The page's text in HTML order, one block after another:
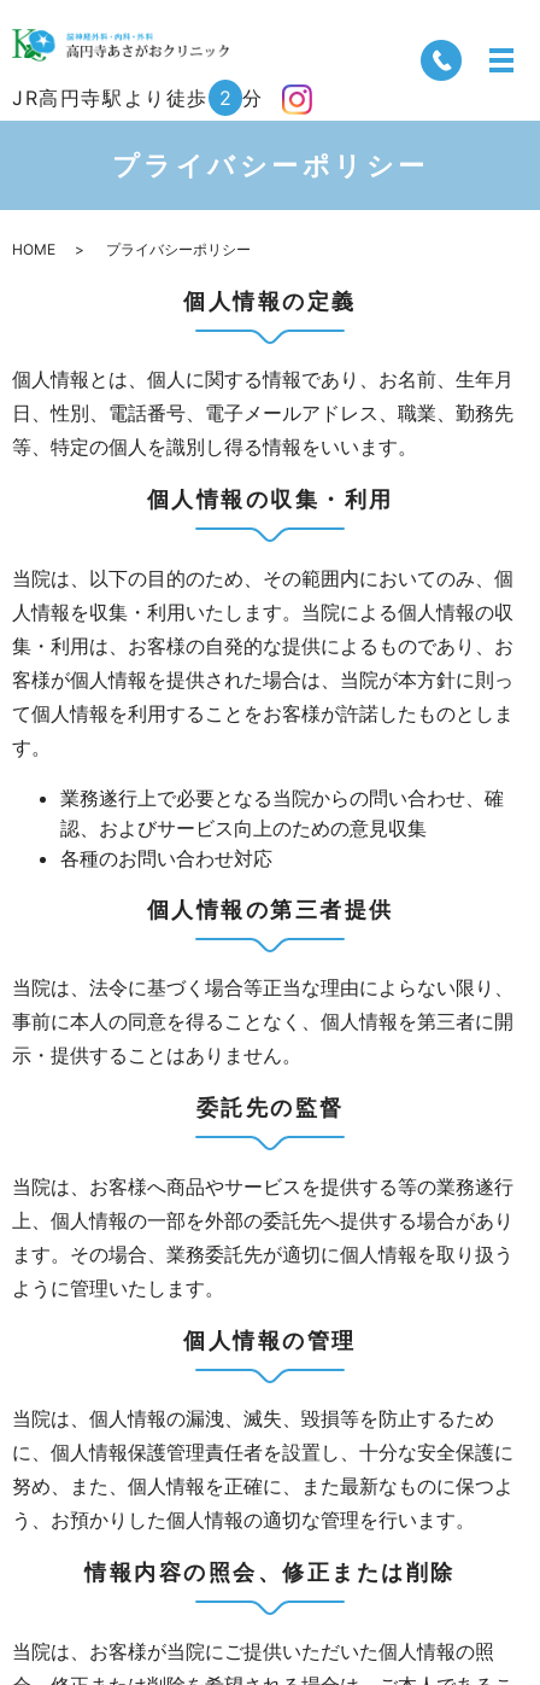
JR高円寺駅より徒歩 2 分
プライバシーポリシー
HOME プライバシーポリシー
個人情報の定義
個人情報とは、個人に関する情報であり、お名前、生年月
日、性別、電話番号、電子メールアドレス、職業、勤務先
等、特定の個人を識別し得る情報をいいます。
個人情報の収集・利用
当院は、以下の目的のため、その範囲内においてのみ、個
人情報を収集・利用いたします。当院による個人情報の収
集・利用は、お客様の自発的な提供によるものであり、お
客様が個人情報を提供された場合は、当院が本方針に則っ
て個人情報を利用することをお客様が許諾したものとしま
す。
業務遂行上で必要となる当院からの問い合わせ、確
認、およびサービス向上のための意見収集
各種のお問い合わせ対応
個人情報の第三者提供
当院は、法令に基づく場合等正当な理由によらない限り、
事前に本人の同意を得ることなく、個人情報を第三者に開
示・提供することはありません。
委託先の監督
当院は、お客様へ商品やサービスを提供する等の業務遂行
上、個人情報の一部を外部の委託先へ提供する場合があり
ます。その場合、業務委託先が適切に個人情報を取り扱う
ように管理いたします。
個人情報の管理
当院は、個人情報の漏洩、滅失、毀損等を防止するため
に、個人情報保護管理責任者を設置し、十分な安全保護に
努め、また、個人情報を正確に、また最新なものに保つよ
う、お預かりした個人情報の適切な管理を行います。
情報内容の照会、修正または削除
当院は、お客様が当院にご提供いただいた個人情報の照